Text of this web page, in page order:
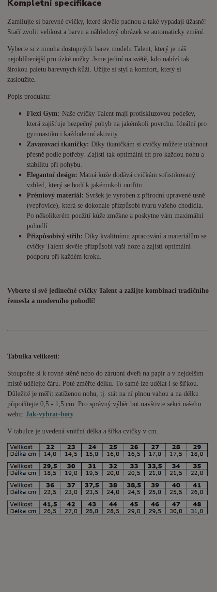
Kompletní specifikace
Zamilujte si barevné cvičky, které skvěle padnou a také vypadají úžasně!
Stačí zvolit velikost a barvu a náhledový obrázek se automaticky změní.
Vyberte si z mnoha dostupných barev modelu Talent, který je náš
nejoblíbenější pro úzké nožky. Jsme jediní na světě, kdo nabízí tak
širokou paletu barevných kůží. Užijte si styl a komfort, který si
zasloužíte.
Popis produktu:
Flexi Gym: Naše cvičky Talent mají protiskluzovou podešev,
která zajišťuje bezpečný pohyb na jakémkoli povrchu. Ideální pro
gymnastiku i každodenní aktivity.
Zavazovací tkaničky: Díky tkaničkám si cvičky můžete utáhnout
přesně podle potřeby. Zajistí tak optimální fit pro každou nohu a
stabilitu při pohybu.
Elegantní design: Matná kůže dodává cvičkám sofistikovaný
vzhled, který se hodí k jakémukoli outfitu.
Prémiový materiál: Svršek je vyroben z přírodní upravené usně
(vepřovice), která se dokonale přizpůsobí tvaru vašeho chodidla.
Po několikerém použití kůže změkne a poskytne vám maximální
pohodlí.
Přizpůsobivý střih: Díky kvalitnímu zpracování a materiálům se
cvičky Talent skvěle přizpůsobí vaší noze a zajistí optimální
podporu při každém kroku.
Vyberte si své jedinečné cvičky Talent a zažijte kombinaci tradičního
řemesla a moderního pohodlí!
Tabulka velikostí:
Stoupněte si k rovné stěně nebo do zárubní dveří na papír a v nejdelším
místě udělejte čáru. Poté změřte délku. To samé lze udělat i se šířkou.
Důležité je měřit zatíženou nohu, tj. stát na ní plnou vahou a na délku
připočítejte 0,5 - 1,5 cm. Pro správný výběr bot navštivte sekci našeho
webu: Jak-vybrat-boty
V tabulce je uvedená vnitřní délka a šířka cvičky v cm.